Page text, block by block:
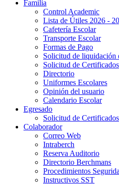
Familia
Control Academic
Lista de Útiles 2026 -
Cafetería Escolar
Transporte Escolar
Formas de Pago
Solicitud de liquidación
Solicitud de Certificados
Directorio
Uniformes Escolares
Opinión del usuario
Calendario Escolar
Egresado
Solicitud de Certificados
Colaborador
Correo Web
Intraberch
Reserva Auditorio
Directorio Berchmans
Procedimientos
Instructivos SST